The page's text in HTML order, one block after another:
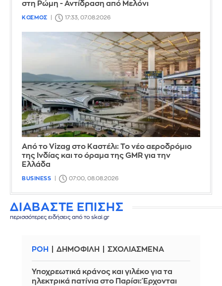
στη Ρώμη - Αντίδραση από Μελόνι
ΚΟΣΜΟΣ 17:33, 07.08.2026
Από το Vizag στο Καστέλι: Το νέο αεροδρόμιο
της Ινδίας και το όραμα της GMR για την
Ελλάδα
BUSINESS 07:00, 08.08.2026
ΔΙΑΒΑΣΤΕ ΕΠΙΣΗΣ
περισσότερες ειδήσεις από το skai.gr
ΡΟΗ ΔΗΜΟΦΙΛΗ ΣΧΟΛΙΑΣΜΕΝΑ
Υποχρεωτικά κράνος και γιλέκο για τα
ηλεκτρικά πατίνια στο Παρίσι: Έρχονται